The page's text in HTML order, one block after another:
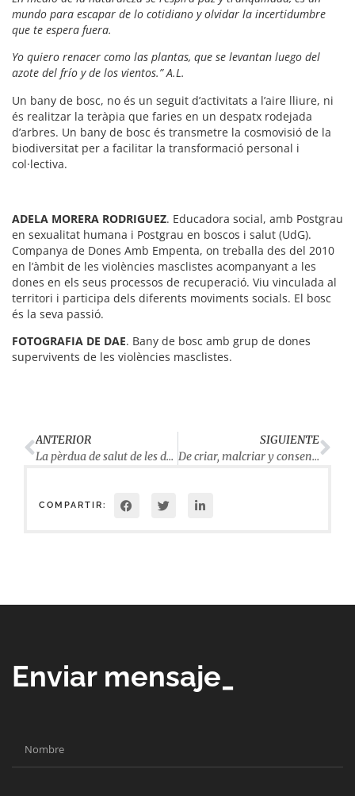
mundo para escapar de lo cotidiano y olvidar la incertidumbre
que te espera fuera.
Yo quiero renacer como las plantas, que se levantan luego del
azote del frío y de los vientos.” A.L.
Un bany de bosc, no és un seguit d’activitats a l’aire lliure, ni
és realitzar la teràpia que faries en un despatx rodejada
d’arbres. Un bany de bosc és transmetre la cosmovisió de la
biodiversitat per a facilitar la transformació personal i
col·lectiva.
ADELA MORERA RODRIGUEZ. Educadora social, amb Postgrau
en sexualitat humana i Postgrau en boscos i salut (UdG).
Companya de Dones Amb Empenta, on treballa des del 2010
en l’àmbit de les violències masclistes acompanyant a les
dones en els seus processos de recuperació. Viu vinculada al
territori i participa dels diferents moviments socials. El bosc
és la seva passió.
FOTOGRAFIA DE DAE. Bany de bosc amb grup de dones
supervivents de les violències masclistes.
ANTERIOR
La pèrdua de salut de les dones en temps de pandèmia
SIGUIENTE
De criar, malcriar y consentir
COMPARTIR:
Enviar mensaje_